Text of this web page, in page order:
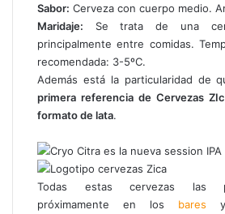
Sabor: Cerveza con cuerpo medio.
Maridaje: Se trata de una
principalmente entre comidas.
recomendada: 3-5ºC.
Además está la particularidad de
primera referencia de Cervezas
formato de lata.
Todas estas cervezas las
próximamente en los bares